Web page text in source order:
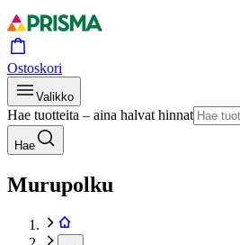
Ostoskori
Valikko
Hae tuotteita – aina halvat hinnat
Hae
Murupolku